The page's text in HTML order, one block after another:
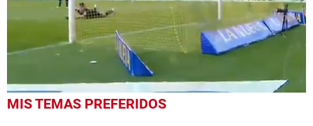
0
seconds
MIS TEMAS PREFERIDOS